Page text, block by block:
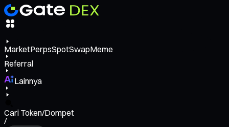
MarketPerpsSpotSwapMeme
Referral
Lainnya
Cari Token/Dompet
/